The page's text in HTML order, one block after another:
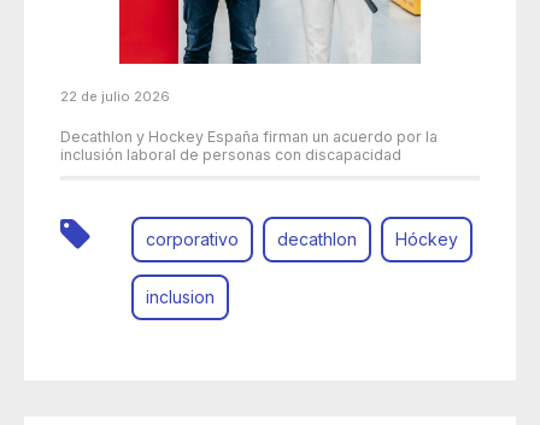
22 de julio 2026
Decathlon y Hockey España firman un acuerdo por la
inclusión laboral de personas con discapacidad
corporativo decathlon Hóckey
inclusion